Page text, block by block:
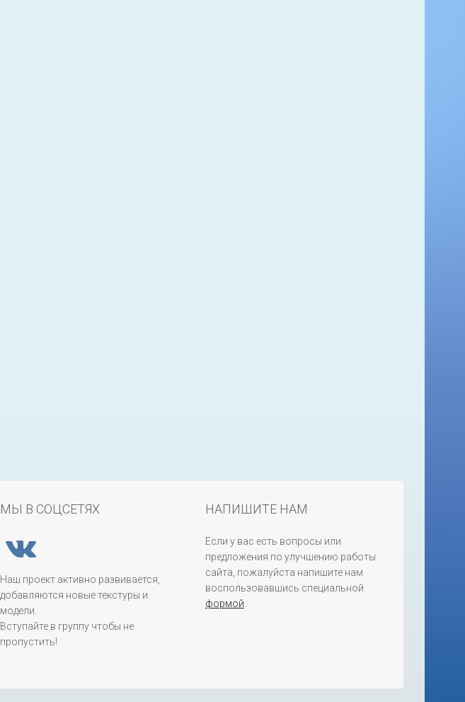
МЫ В СОЦСЕТЯХ
Наш проект активно развивается,
добавляются новые текстуры и
модели.
Вступайте в группу чтобы не
пропустить!
НАПИШИТЕ НАМ
Если у вас есть вопросы или
предложения по улучшению работы
сайта, пожалуйста напишите нам
воспользовавшись специальной
формой